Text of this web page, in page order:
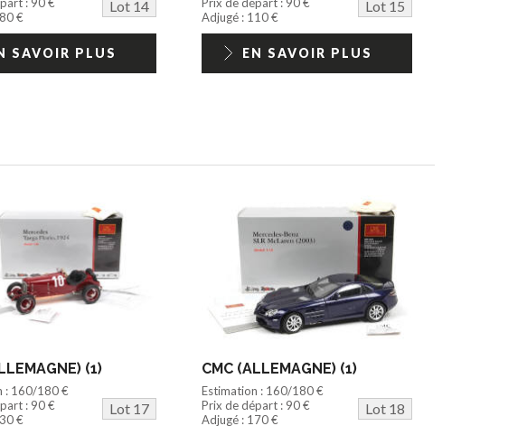
Lot 14
€
SAVOIR PLUS
Lot 15
Adjugé : 110 €
EN SAVOIR PLUS
(1)
: 160/180 €
: 90 €
Lot 17
€
CMC (ALLEMAGNE) (1)
Estimation : 160/180 €
Prix de départ : 90 €
Lot 18
Adjugé : 170 €